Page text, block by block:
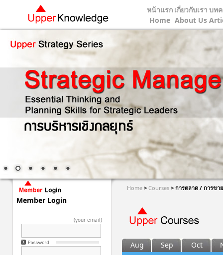
หน้าแรก
Home
เกี่ยวกับเรา
About Us
บท
Member Login
(your email)
Home > Courses > การตลาด / การขา
Aug Sep Oct